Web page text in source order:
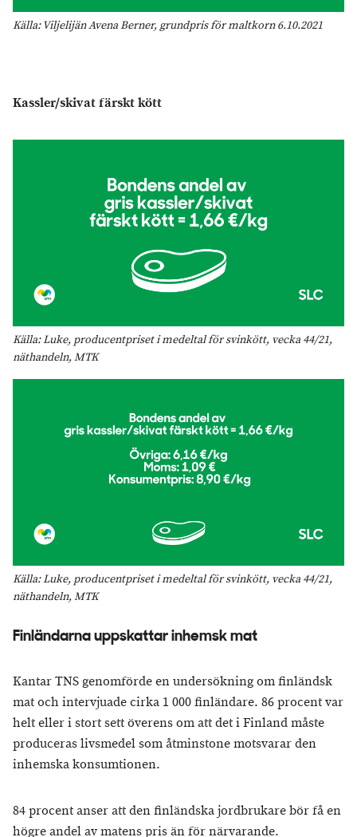
Källa: Viljelijän Avena Berner, grundpris för maltkorn 6.10.2021
Kassler/skivat färskt kött
Källa: Luke, producentpriset i medeltal för svinkött, vecka 44/21,
näthandeln, MTK
Källa: Luke, producentpriset i medeltal för svinkött, vecka 44/21,
näthandeln, MTK
Finländarna uppskattar inhemsk mat
Kantar TNS genomförde en undersökning om finländsk
mat och intervjuade cirka 1 000 finländare. 86 procent var
helt eller i stort sett överens om att det i Finland måste
produceras livsmedel som åtminstone motsvarar den
inhemska konsumtionen.
84 procent anser att den finländska jordbrukare bör få en
högre andel av matens pris än för närvarande.